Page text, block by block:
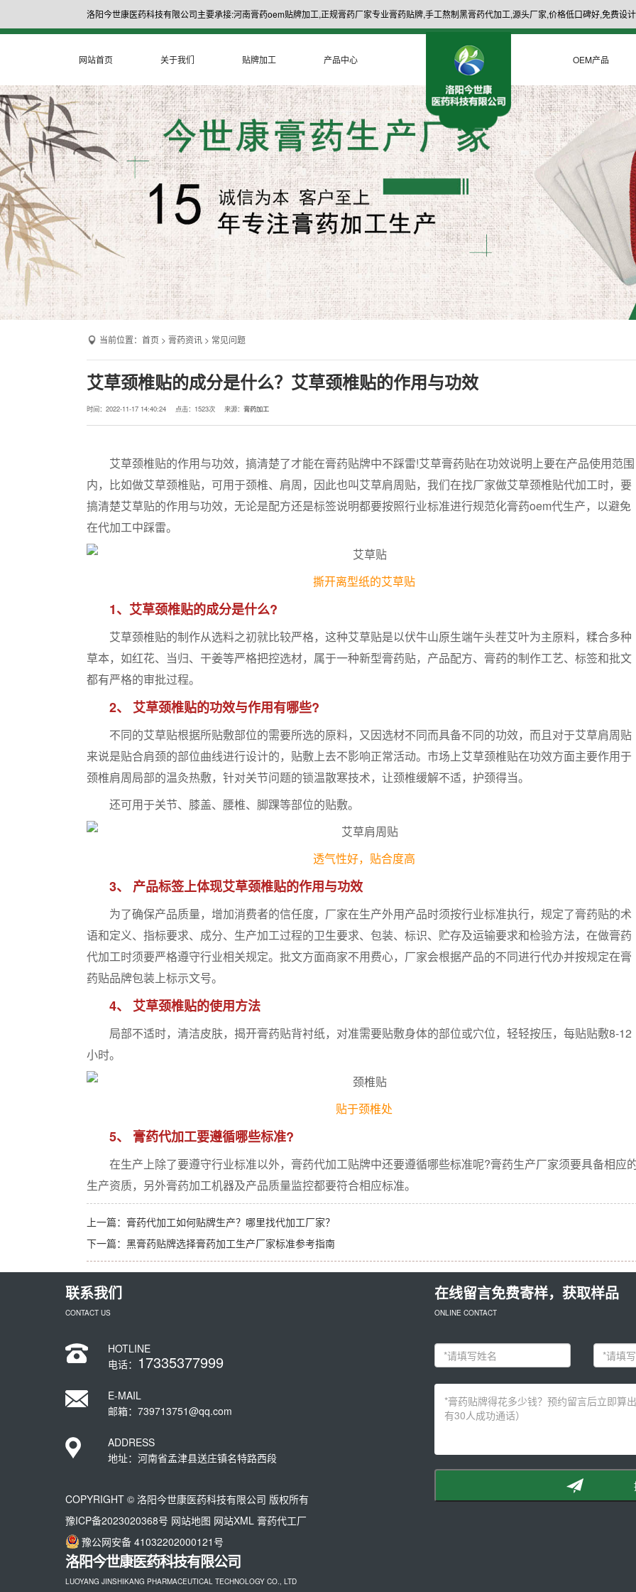
洛阳今世康医药科技有限公司主要承接:河南膏药oem贴牌加工,正规膏药厂家专业膏药贴牌,手工熬制黑膏药代加工,源头厂家,价格低口碑好,免费设
网站首页 关于我们 贴牌加工 产品中心 OEM产品
当前位置： 首页 > 膏药资讯 > 常见问题
艾草颈椎贴的成分是什么？艾草颈椎贴的作用与功效
时间：2022-11-17 14:40:24 点击： 1523次 来源： 膏药加工
艾草颈椎贴的作用与功效，搞清楚了才能在膏药贴牌中不踩雷!艾草膏药贴在功效说明上要在产品使用范围
内，比如做艾草颈椎贴，可用于颈椎、肩周，因此也叫艾草肩周贴，我们在找厂家做艾草颈椎贴代加工时，要
搞清楚艾草贴的作用与功效，无论是配方还是标签说明都要按照行业标准进行规范化膏药oem代生产，以避免
在代加工中踩雷。
撕开离型纸的艾草贴
1、艾草颈椎贴的成分是什么?
艾草颈椎贴的制作从选料之初就比较严格，这种艾草贴是以伏牛山原生端午头茬艾叶为主原料，糅合多种
草本，如红花、当归、干姜等严格把控选材，属于一种新型膏药贴，产品配方、膏药的制作工艺、标签和批文
都有严格的审批过程。
2、 艾草颈椎贴的功效与作用有哪些?
不同的艾草贴根据所贴敷部位的需要所选的原料，又因选材不同而具备不同的功效，而且对于艾草肩周贴
来说是贴合肩颈的部位曲线进行设计的，贴敷上去不影响正常活动。市场上艾草颈椎贴在功效方面主要作用于
颈椎肩周局部的温灸热敷，针对关节问题的锁温散寒技术，让颈椎缓解不适，护颈得当。
还可用于关节、膝盖、腰椎、脚踝等部位的贴敷。
透气性好，贴合度高
3、 产品标签上体现艾草颈椎贴的作用与功效
为了确保产品质量，增加消费者的信任度，厂家在生产外用产品时须按行业标准执行，规定了膏药贴的术
语和定义、指标要求、成分、生产加工过程的卫生要求、包装、标识、贮存及运输要求和检验方法，在做膏药
代加工时须要严格遵守行业相关规定。批文方面商家不用费心，厂家会根据产品的不同进行代办并按规定在膏
药贴品牌包装上标示文号。
4、 艾草颈椎贴的使用方法
局部不适时，清洁皮肤，揭开膏药贴背衬纸，对准需要贴敷身体的部位或穴位，轻轻按压，每贴贴敷8-12
小时。
贴于颈椎处
5、 膏药代加工要遵循哪些标准?
在生产上除了要遵守行业标准以外，膏药代加工贴牌中还要遵循哪些标准呢?膏药生产厂家须要具备相应
生产资质，另外膏药加工机器及产品质量监控都要符合相应标准。
上一篇： 膏药代加工如何贴牌生产？哪里找代加工厂家？
下一篇： 黑膏药贴牌选择膏药加工生产厂家标准参考指南
联系我们
CONTACT US
HOTLINE
电话： 17335377999
E-MAIL
邮箱：739713751@qq.com
ADDRESS
地址：河南省孟津县送庄镇名特路西段
COPYRIGHT © 洛阳今世康医药科技有限公司 版权所有
豫ICP备2023020368号 网站地图 网站XML 膏药代工厂
豫公网安备 41032202000121号
在线留言免费寄样，获取样品
ONLINE CONTACT
洛阳今世康医药科技有限公司
LUOYANG JINSHIKANG PHARMACEUTICAL TECHNOLOGY CO., LTD